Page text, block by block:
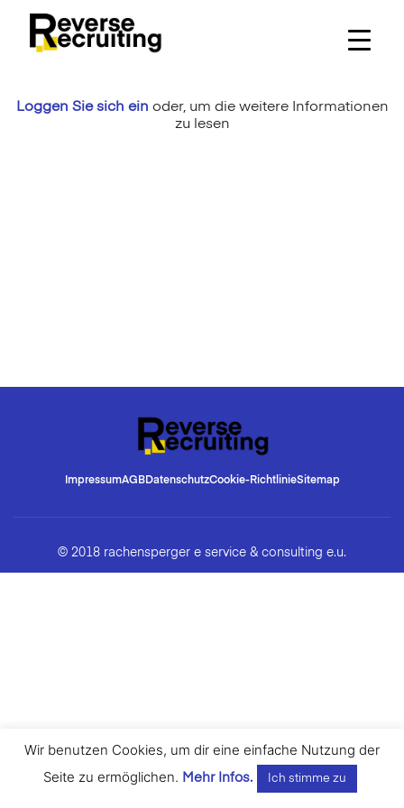
content
Loggen Sie sich ein oder, um die weitere Informationen
zu lesen
ImpressumAGBDatenschutzCookie-RichtlinieSitemap
© 2018 rachensperger e service & consulting e.u.
Wir benutzen Cookies, um dir eine einfache Nutzung der
Seite zu ermöglichen. Mehr Infos. Ich stimme zu